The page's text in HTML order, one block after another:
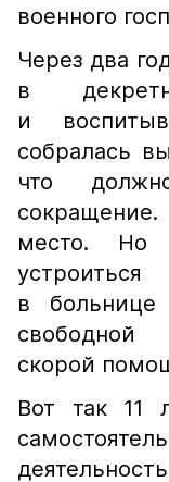
военного
Через два
в
и
собралась
что
место. Но
в
скорой
Вот так 11